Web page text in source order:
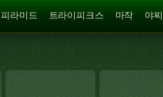
피라미드 트라이피크스 마작 야찌